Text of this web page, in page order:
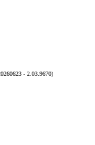
- 2.03.9670)